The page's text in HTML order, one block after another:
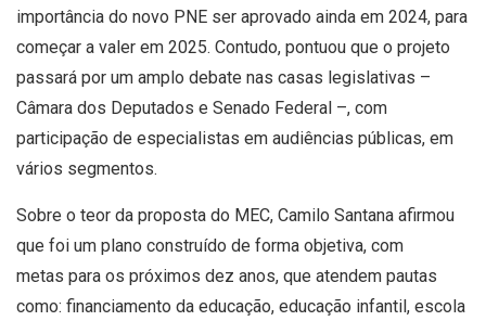
importância do novo PNE ser aprovado ainda em 2024, para
começar a valer em 2025. Contudo, pontuou que o projeto
passará por um amplo debate nas casas legislativas –
Câmara dos Deputados e Senado Federal –, com
participação de especialistas em audiências públicas, em
vários segmentos.
Sobre o teor da proposta do MEC, Camilo Santana afirmou
que foi um plano construído de forma objetiva, com
metas para os próximos dez anos, que atendem pautas
como: financiamento da educação, educação infantil, escola